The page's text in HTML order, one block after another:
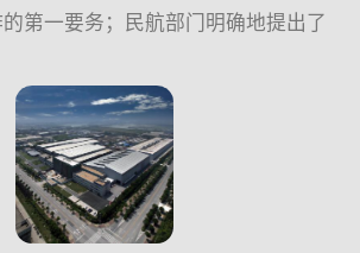
第一要务；民航部门明确地提出了
健康快速发展，从而使各项工作...